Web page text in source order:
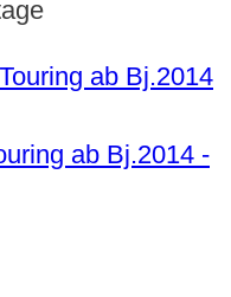
ab Bj.2014 -